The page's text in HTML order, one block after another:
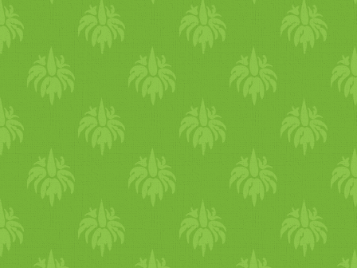
adalékokkal ellátott! Árban
ez a legkedvezőbb! Ja, és
finom!:-) Ára: 1 l = kb. 570
Ft Agave szirup DM
ugyancsak! Fontos, hogy bio
minőségűt vegyél belőle,
egyet a "tanárnak", egyet
pedig az itatós alatt, a
társaknak. szó van vega
tengerimalacról és vega
nagypapáról. olvassátok el
apró betűs részt is! a